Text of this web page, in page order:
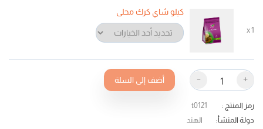
x1
كيلو شاي كرك محلى
- + أضف إلى السلة
رمز المنتج :
t0121
دولة المنشأ:
الهند